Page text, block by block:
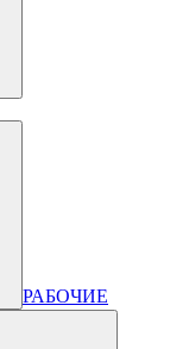
РАБОЧИЕ